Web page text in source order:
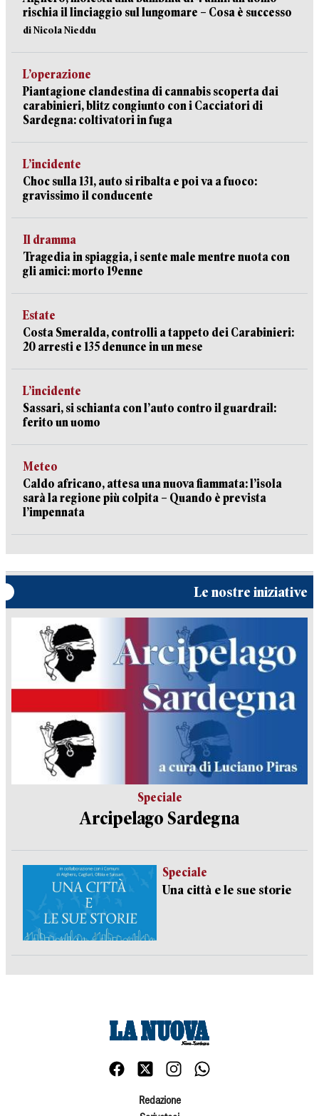
rischia il linciaggio sul lungomare – Cosa è successo
di Nicola Nieddu
L’operazione
Piantagione clandestina di cannabis scoperta dai
carabinieri, blitz congiunto con i Cacciatori di
Sardegna: coltivatori in fuga
L’incidente
Choc sulla 131, auto si ribalta e poi va a fuoco:
gravissimo il conducente
Il dramma
Tragedia in spiaggia, i sente male mentre nuota con
gli amici: morto 19enne
Estate
Costa Smeralda, controlli a tappeto dei Carabinieri:
20 arresti e 135 denunce in un mese
L’incidente
Sassari, si schianta con l’auto contro il guardrail:
ferito un uomo
Meteo
Caldo africano, attesa una nuova fiammata: l’isola
sarà la regione più colpita – Quando è prevista
l’impennata
Le nostre iniziative
Speciale
Arcipelago Sardegna
Speciale
Una città e le sue storie
Redazione